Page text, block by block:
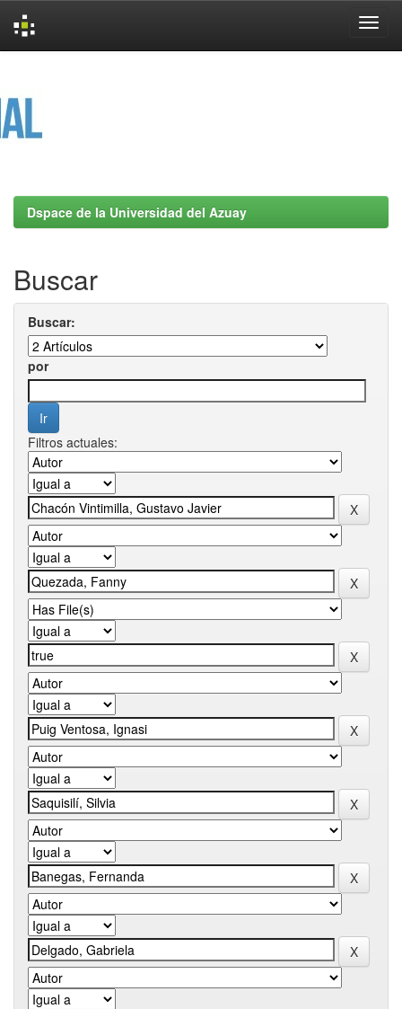
Dspace de la Universidad del Azuay
Buscar
Buscar:
por
Filtros actuales: